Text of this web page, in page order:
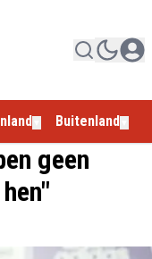
Buitenland
geen